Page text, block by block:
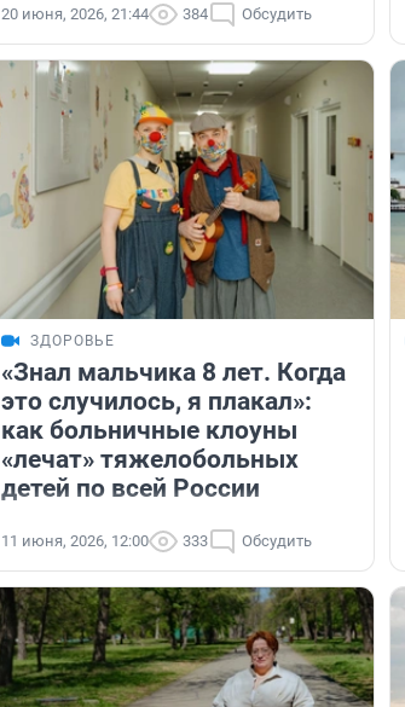
20 июня, 2026, 21:44 384 Обсудить
ЗДОРОВЬЕ
«Знал мальчика 8 лет. Когда
это случилось, я плакал»:
как больничные клоуны
«лечат» тяжелобольных
детей по всей России
11 июня, 2026, 12:00 333 Обсудить